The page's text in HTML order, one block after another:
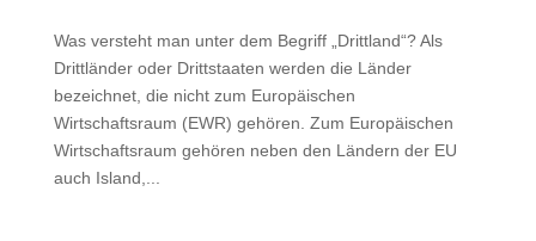
Was versteht man unter dem Begriff „Drittland“? Als
Drittländer oder Drittstaaten werden die Länder
bezeichnet, die nicht zum Europäischen
Wirtschaftsraum (EWR) gehören. Zum Europäischen
Wirtschaftsraum gehören neben den Ländern der EU
auch Island,...